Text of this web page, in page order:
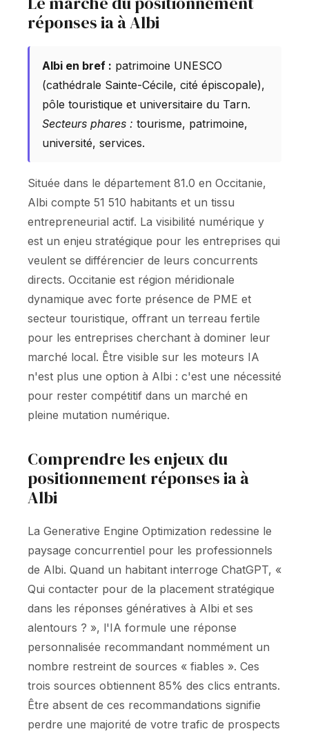
réponses ia à Albi
Albi en bref : patrimoine UNESCO
(cathédrale Sainte-Cécile, cité épiscopale),
pôle touristique et universitaire du Tarn.
Secteurs phares : tourisme, patrimoine,
université, services.
Située dans le département 81.0 en Occitanie,
Albi compte 51 510 habitants et un tissu
entrepreneurial actif. La visibilité numérique y
est un enjeu stratégique pour les entreprises qui
veulent se différencier de leurs concurrents
directs. Occitanie est région méridionale
dynamique avec forte présence de PME et
secteur touristique, offrant un terreau fertile
pour les entreprises cherchant à dominer leur
marché local. Être visible sur les moteurs IA
n'est plus une option à Albi : c'est une nécessité
pour rester compétitif dans un marché en
pleine mutation numérique.
Comprendre les enjeux du
positionnement réponses ia à
Albi
La Generative Engine Optimization redessine le
paysage concurrentiel pour les professionnels
de Albi. Quand un habitant interroge ChatGPT, «
Qui contacter pour de la placement stratégique
dans les réponses génératives à Albi et ses
alentours ? », l'IA formule une réponse
personnalisée recommandant nommément un
nombre restreint de sources « fiables ». Ces
trois sources obtiennent 85% des clics entrants.
Être absent de ces recommandations signifie
perdre une majorité de votre trafic de prospects